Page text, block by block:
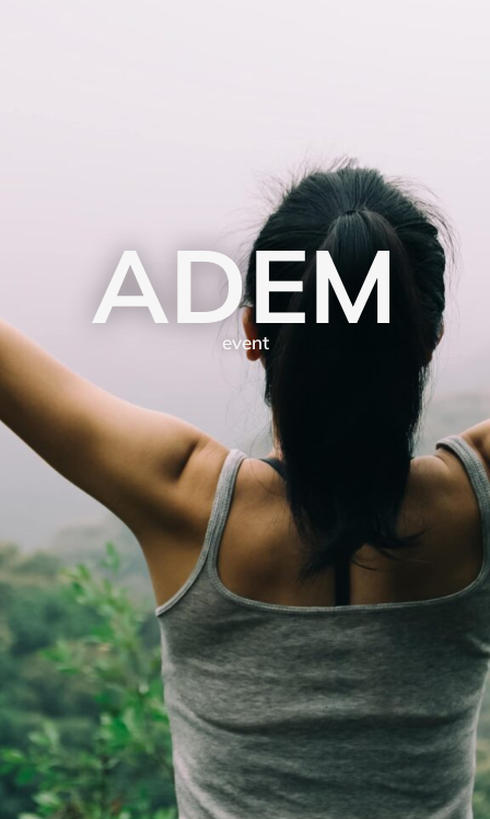
ADEM
event